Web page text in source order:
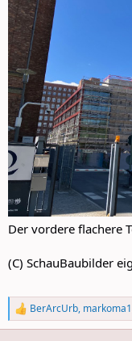
Der vordere flachere
(C) SchauBaubilder
R
e
BerArcUrb, markoma1